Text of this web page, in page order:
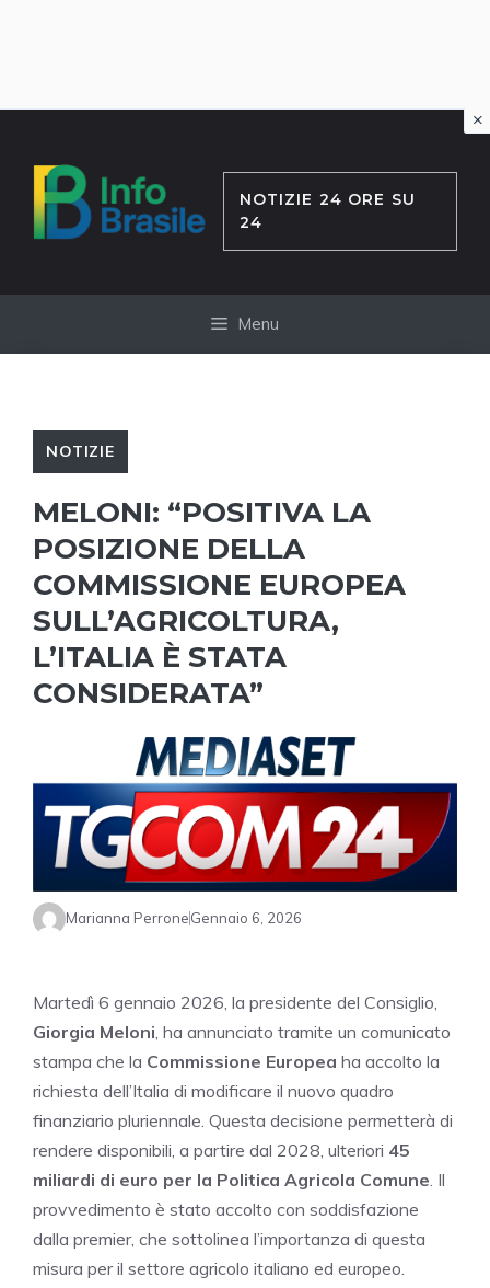
contenuto
NOTIZIE 24 ORE SU
24
Menu
NOTIZIE
MELONI: “POSITIVA LA
POSIZIONE DELLA
COMMISSIONE EUROPEA
SULL’AGRICOLTURA,
L’ITALIA È STATA
CONSIDERATA”
Marianna PerroneGennaio 6, 2026
Martedì 6 gennaio 2026, la presidente del Consiglio,
Giorgia Meloni , ha annunciato tramite un comunicato
stampa che la Commissione Europea ha accolto la
richiesta dell’Italia di modificare il nuovo quadro
finanziario pluriennale. Questa decisione permetterà di
rendere disponibili, a partire dal 2028, ulteriori 45
miliardi di euro per la Politica Agricola Comune . Il
provvedimento è stato accolto con soddisfazione
dalla premier, che sottolinea l’importanza di questa
misura per il settore agricolo italiano ed europeo.
×